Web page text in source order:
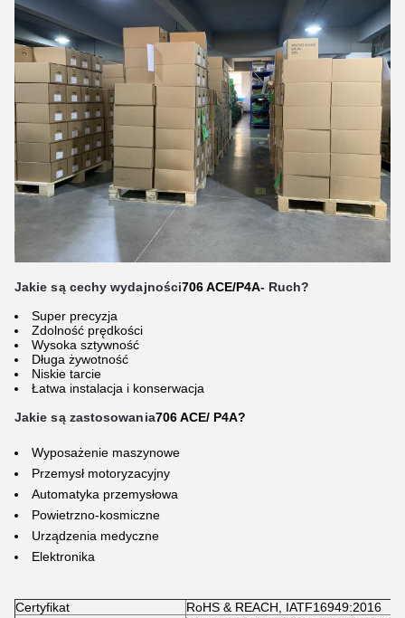
Jakie są cechy wydajności706 ACE/P4A- Ruch?
Super precyzja
Zdolność prędkości
Wysoka sztywność
Długa żywotność
Niskie tarcie
Łatwa instalacja i konserwacja
Jakie są zastosowania706 ACE/ P4A?
Wyposażenie maszynowe
Przemysł motoryzacyjny
Automatyka przemysłowa
Powietrzno-kosmiczne
Urządzenia medyczne
Elektronika
Certyfikat
RoHS & REACH, IATF16949:2016